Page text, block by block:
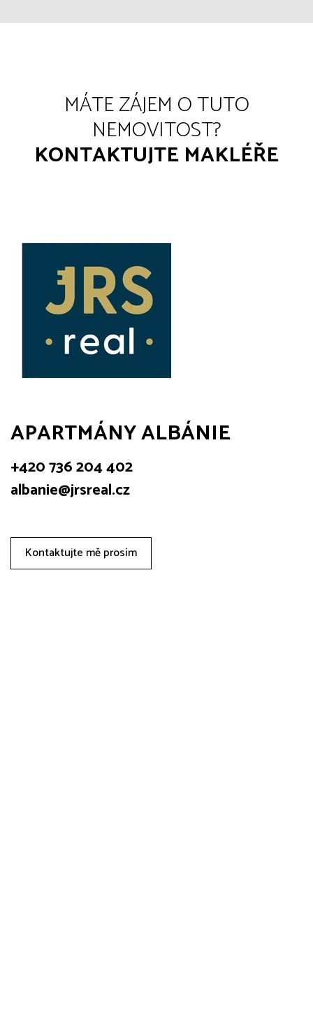
MÁTE ZÁJEM O TUTO
NEMOVITOST?
KONTAKTUJTE MAKLÉŘE
APARTMÁNY ALBÁNIE
+420 736 204 402
albanie@jrsreal.cz
Kontaktujte mě prosím